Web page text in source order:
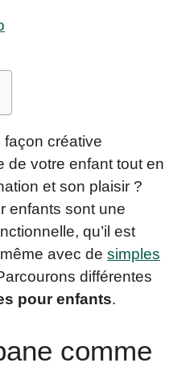
façon créative
de votre enfant tout en
et son plaisir ?
enfants sont une
qu’il est
avec de simples
différentes
pour enfants.
comme